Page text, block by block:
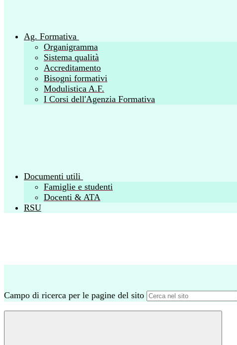
Ag. Formativa
Organigramma
Sistema qualità
Accreditamento
Bisogni formativi
Modulistica A.F.
I Corsi dell'Agenzia Formativa
Documenti utili
Famiglie e studenti
Docenti & ATA
RSU
Campo di ricerca per le pagine del sito